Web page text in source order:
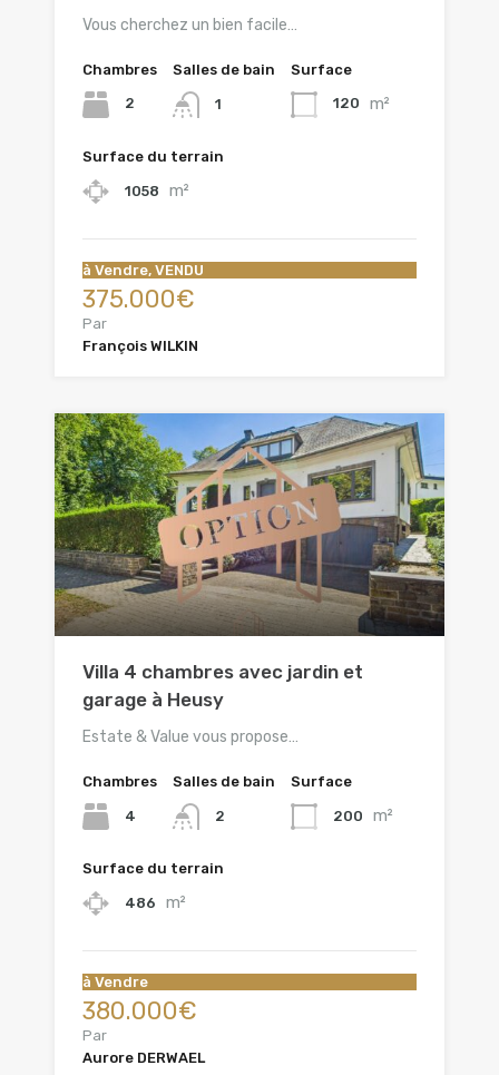
Vous cherchez un bien facile…
Chambres
2
Salles de bain
1
Surface
120 m²
Surface du terrain
1058 m²
à Vendre, VENDU
375.000€
Par
François WILKIN
Villa 4 chambres avec jardin et
garage à Heusy
Estate & Value vous propose…
Chambres
4
Salles de bain
2
Surface
200 m²
Surface du terrain
486 m²
à Vendre
380.000€
Par
Aurore DERWAEL